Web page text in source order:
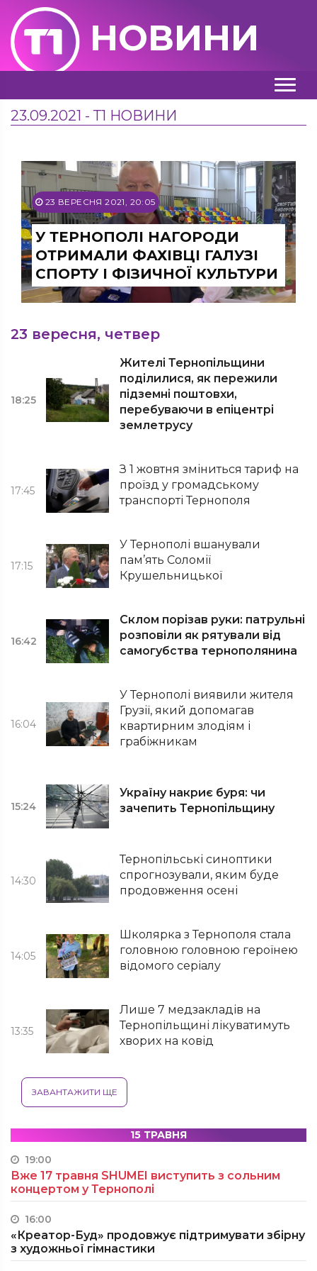
НОВИНИ
23.09.2021 - Т1 НОВИНИ
23 ВЕРЕСНЯ 2021, 20:05
У ТЕРНОПОЛІ НАГОРОДИ
ОТРИМАЛИ ФАХІВЦІ ГАЛУЗІ
СПОРТУ І ФІЗИЧНОЇ КУЛЬТУРИ
23 вересня, четвер
18:25
Жителі Тернопільщини
поділилися, як пережили
підземні поштовхи,
перебуваючи в епіцентрі
землетрусу
17:45
З 1 жовтня зміниться тариф на
проїзд у громадському
транспорті Тернополя
17:15
У Тернополі вшанували
пам’ять Соломії
Крушельницької
16:42
Склом порізав руки: патрульні
розповіли як рятували від
самогубства тернополянина
16:04
У Тернополі виявили жителя
Грузії, який допомагав
квартирним злодіям і
грабіжникам
15:24
Україну накриє буря: чи
зачепить Тернопільщину
14:30
Тернопільські синоптики
спрогнозували, яким буде
продовження осені
14:05
Школярка з Тернополя стала
головною головною героїнею
відомого серіалу
13:35
Лише 7 медзакладів на
Тернопільщині лікуватимуть
хворих на ковід
ЗАВАНТАЖИТИ ЩЕ
15 ТРАВНЯ
19:00
Вже 17 травня SHUMEI виступить з сольним
концертом у Тернополі
16:00
«Креатор-Буд» продовжує підтримувати збірну
з художньої гімнастики